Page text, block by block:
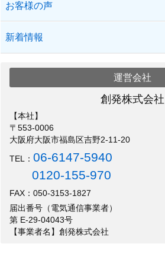
お客様の声
新着情報
運営会社
創発株式会社
【本社】
〒553-0006
大阪府大阪市福島区吉野2-11-20
TEL：06-6147-5940
0120-155-970
FAX：050-3153-1827
届出番号（電気通信事業者）
第 E-29-04043号
【事業者名】創発株式会社